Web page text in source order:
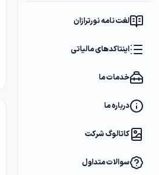
سامانه مودیان
بانک
پکیج DVD آموزشی
کتاب ها
فایل های دانلودی
لغت نامه نورترازان
اینتاکدهای مالیاتی
خدمات ما
درباره ما
کاتالوگ شرکت
سوالات متداول